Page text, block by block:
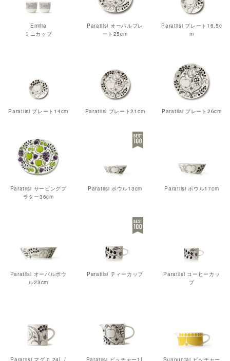
Emilia
ミニカップ
Paratiisi オーバルプレ
ート25cm
Paratiisi プレート16.5c
m
Paratiisi プレート14cm Paratiisi プレート21cm Paratiisi プレート26cm
Paratiisi サービングプ
ラター36cm
Paratiisi ボウル13cm Paratiisi ボウル17cm
Paratiisi オーバルボウ
ル23cm
Paratiisi ティーカップ
Paratiisi コーヒーカッ
プ